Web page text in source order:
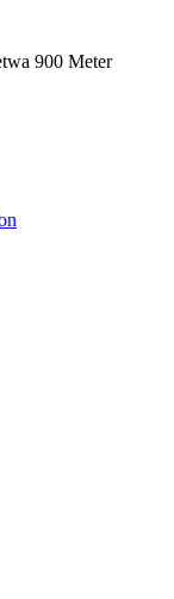
900 Meter